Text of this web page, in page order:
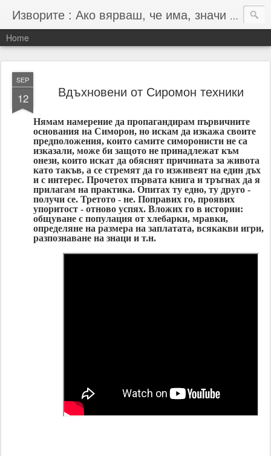
Изворите : Ако вярваш, че има, значи има :-)
Home
SEP
12 Вдъхновени от Сиромон техники
Нямам намерение да пропагандирам първичните
основания на Симорон, но искам да изкажа своите
предположения, които самите симоронисти не са
изказали, може би защото не принадлежат към
онези, които искат да обяснят причината за живота
като такъв, а се стремят да го изживеят на един дъх
и с интерес. Прочетох първата книга и тръгнах да я
прилагам на практика. Опитах ту едно, ту друго -
получи се. Третото - не. Поправих го, проявих
упоритост - отново успях. Вложих го в истории:
общуване с популация от хлебарки, мравки,
определяне на размера на заплатата, всякакви игри,
разпознаване на знаци и т.н.